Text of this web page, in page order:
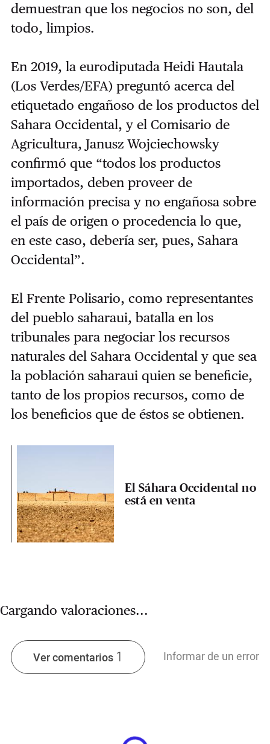
demuestran que los negocios no son, del
todo, limpios.
En 2019, la eurodiputada Heidi Hautala
(Los Verdes/EFA) preguntó acerca del
etiquetado engañoso de los productos del
Sahara Occidental, y el Comisario de
Agricultura, Janusz Wojciechowsky
confirmó que “todos los productos
importados, deben proveer de
información precisa y no engañosa sobre
el país de origen o procedencia lo que,
en este caso, debería ser, pues, Sahara
Occidental”.
El Frente Polisario, como representantes
del pueblo saharaui, batalla en los
tribunales para negociar los recursos
naturales del Sahara Occidental y que sea
la población saharaui quien se beneficie,
tanto de los propios recursos, como de
los beneficios que de éstos se obtienen.
El Sáhara Occidental no
está en venta
Cargando valoraciones...
Ver comentarios 1 Informar de un error